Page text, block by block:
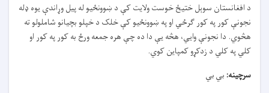
د افغانستان سوېل ختیځ خوست ولایت کې د ښوونځیو له پیل وړاندې یوه ډله
نجونې کور په کور ګرځي او په ښوونځیو کې خلک د خپلو بچیانو شاملولو ته
هڅوي. دا نجونې وايي، هڅه یې دا ده چې هره جمعه ورځ به کور په کور او
کلي په کلي د زدکړو کمپاین کوي.
سرچینه: بي بي